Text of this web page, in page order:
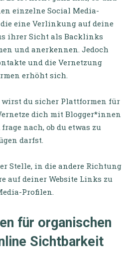
einzelne Social Media-
eine Verlinkung auf deine
ihrer Sicht als Backlinks
und anerkennen. Jedoch
und die Vernetzung
erhöht sich.
wirst du sicher Plattformen für
dich mit Blogger*innen
nach, ob du etwas zu
darfst.
Stelle, in die andere Richtung
auf deiner Website Links zu
Profilen.
für organischen
Sichtbarkeit